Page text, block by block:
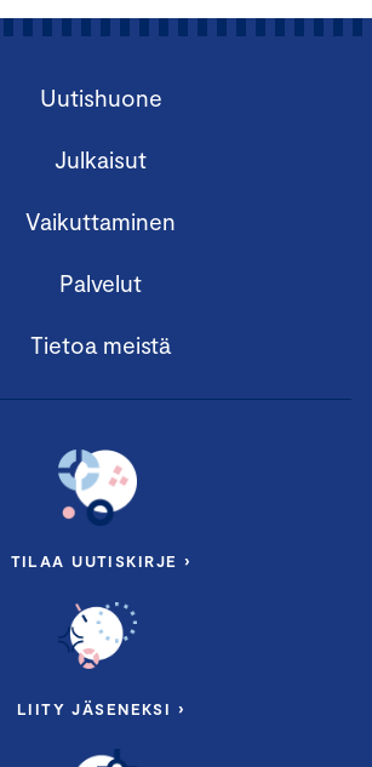
Uutishuone
Julkaisut
Vaikuttaminen
Palvelut
Tietoa meistä
TILAA UUTISKIRJE ›
LIITY JÄSENEKSI ›